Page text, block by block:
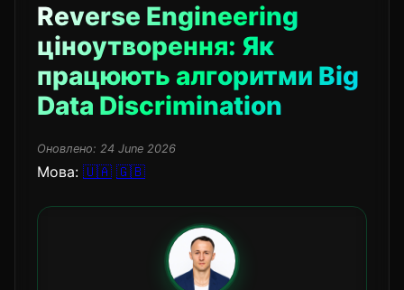
Reverse Engineering
ціноутворення: Як
працюють алгоритми Big
Data Discrimination
Оновлено: 24 June 2026
Мова: 🇺🇦 🇬🇧